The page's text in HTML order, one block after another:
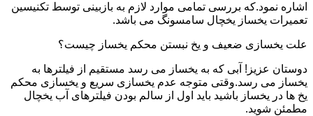
اشاره نمود.که بررسی تمامی موارد لازم به بازبینی توسط تکنیسین
تعمیرات یخساز یخچال سامسونگ می باشد.
علت یخسازی ضعیف و یخ نبستن محکم یخساز چیست؟
دوستان عزیز! آبی که به یخساز می رسد مستقیم از فیلترها به
یخساز می رسد.وقتی متوجه عدم یخسازی سریع و یخسازی محکم
یخ ها در یخساز باشید باید اول از سالم بودن فیلترهای آب یخچال
مطمئن شوید.